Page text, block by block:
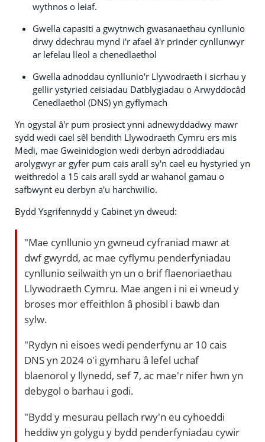
wythnos o leiaf.
Gwella capasiti a gwytnwch gwasanaethau cynllunio
drwy ddechrau mynd i'r afael â'r prinder cynllunwyr
ar lefelau lleol a chenedlaethol
Gwella adnoddau cynllunio'r Llywodraeth i sicrhau y
gellir ystyried ceisiadau Datblygiadau o Arwyddocâd
Cenedlaethol (DNS) yn gyflymach
Yn ogystal â'r pum prosiect ynni adnewyddadwy mawr
sydd wedi cael sêl bendith Llywodraeth Cymru ers mis
Medi, mae Gweinidogion wedi derbyn adroddiadau
arolygwyr ar gyfer pum cais arall sy'n cael eu hystyried yn
weithredol a 15 cais arall sydd ar wahanol gamau o
safbwynt eu derbyn a'u harchwilio.
Bydd Ysgrifennydd y Cabinet yn dweud:
"Mae cynllunio yn gwneud cyfraniad mawr at
dwf gwyrdd, ac mae cyflymu penderfyniadau
cynllunio seilwaith yn un o brif flaenoriaethau
Llywodraeth Cymru. Mae angen i ni ei wneud y
broses mor effeithlon â phosibl i bawb dan
sylw.
"Rydyn ni eisoes wedi penderfynu ar 10 cais
DNS yn 2024 o'i gymharu â lefel uchaf
blaenorol y llynedd, sef 7, ac mae'r nifer hwn yn
debygol o barhau i godi.
"Bydd y mesurau pellach rwy'n eu cyhoeddi
heddiw yn golygu y bydd penderfyniadau cywir